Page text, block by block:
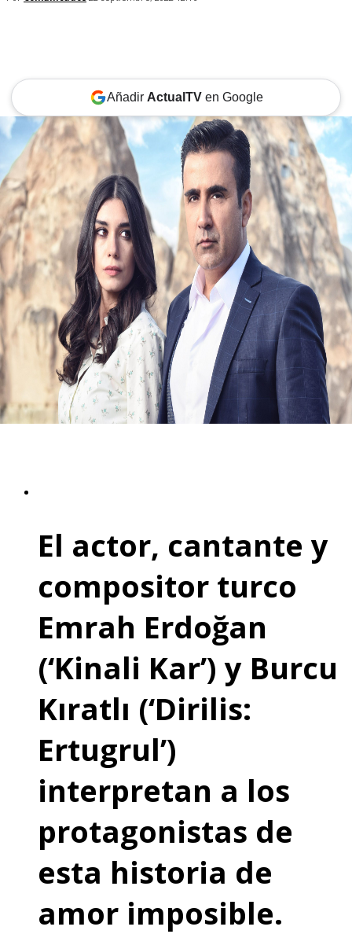
Añadir ActualTVen Google
El actor, cantante y
compositor turco
Emrah Erdoğan
(‘Kinali Kar’) y Burcu
Kıratlı (‘Dirilis:
Ertugrul’)
interpretan a los
protagonistas de
esta historia de
amor imposible.